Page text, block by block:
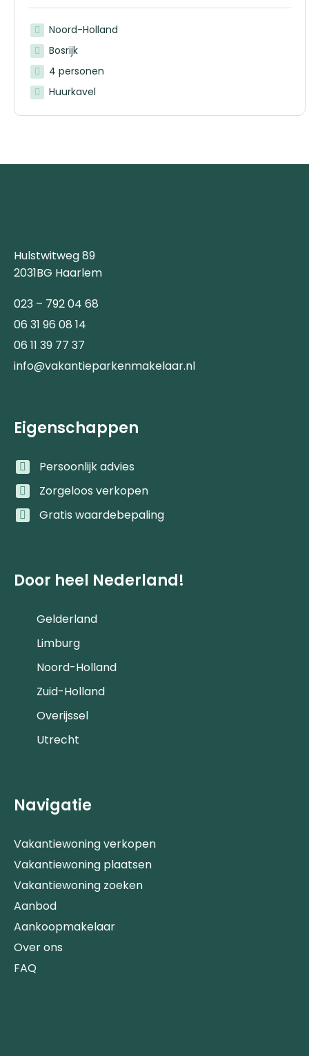
Noord-Holland
Bosrijk
4 personen
Huurkavel
Hulstwitweg 89
2031BG Haarlem
023 – 792 04 68
06 31 96 08 14
06 11 39 77 37
info@vakantieparkenmakelaar.nl
Eigenschappen
Persoonlijk advies
Zorgeloos verkopen
Gratis waardebepaling
Door heel Nederland!
Gelderland
Limburg
Noord-Holland
Zuid-Holland
Overijssel
Utrecht
Navigatie
Vakantiewoning verkopen
Vakantiewoning plaatsen
Vakantiewoning zoeken
Aanbod
Aankoopmakelaar
Over ons
FAQ